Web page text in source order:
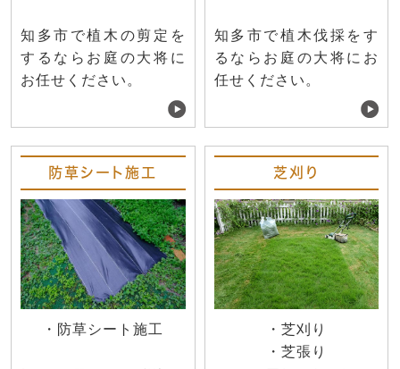
知多市で植木の剪定を
するならお庭の大将に
お任せください。
知多市で植木伐採をす
るならお庭の大将にお
任せください。
防草シート施工
・防草シート施工
芝刈り
・芝刈り
・芝張り